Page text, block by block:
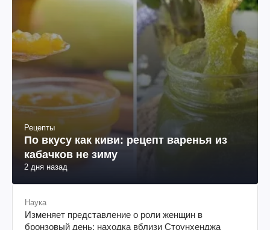
Рецепты
По вкусу как киви: рецепт варенья из
кабачков не зиму
2 дня назад
Наука
Изменяет представление о роли женщин в
бронзовый день: находка вблизи Стоунхенджа